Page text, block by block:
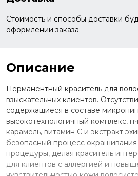
Стоимость и способы доставки
оформлении заказа.
Описание
Перманентный краситель для
взыскательных клиентов.
содержащиеся в составе
высокотехнологичный комплекс,
карамель, витамин С и экстракт
безопасный процесс
процедуры, делая краситель
для клиентов с аллергией и